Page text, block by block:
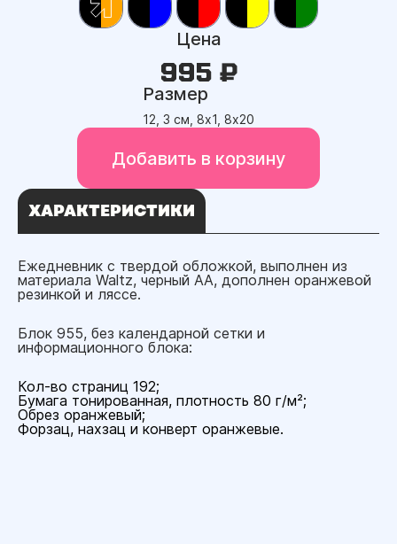
Цена
995 ₽
Размер
12, 3 см, 8х1, 8х20
Добавить в корзину
ХАРАКТЕРИСТИКИ
Ежедневник с твердой обложкой, выполнен из
материала Waltz, черный АА, дополнен оранжевой
резинкой и ляссе.
Блок 955, без календарной сетки и
информационного блока:
Кол-во страниц 192;
Бумага тонированная, плотность 80 г/м²;
Обрез оранжевый;
Форзац, нахзац и конверт оранжевые.